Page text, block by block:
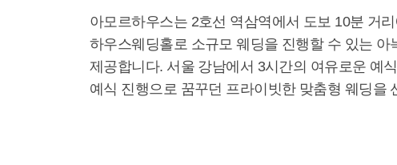
아모르하우스는 2호선 역삼역에서 도보 10분 거
하우스웨딩홀로 소규모 웨딩을 진행할 수 있는 아
제공합니다. 서울 강남에서 3시간의 여유로운 예
예식 진행으로 꿈꾸던 프라이빗한 맞춤형 웨딩을